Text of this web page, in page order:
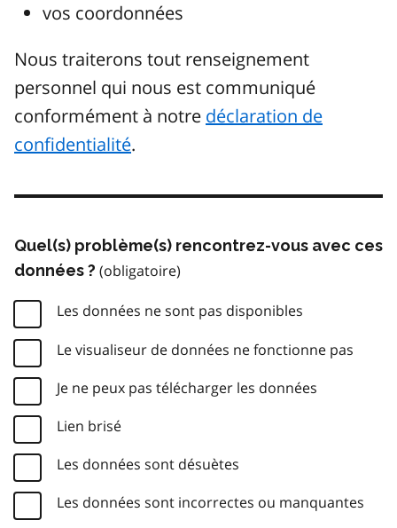
vos coordonnées
Nous traiterons tout renseignement
personnel qui nous est communiqué
conformément à notre déclaration de
confidentialité.
Quel(s) problème(s) rencontrez-vous avec ces
données ?
Les données ne sont pas disponibles
Le visualiseur de données ne fonctionne pas
Je ne peux pas télécharger les données
Lien brisé
Les données sont désuètes
Les données sont incorrectes ou manquantes